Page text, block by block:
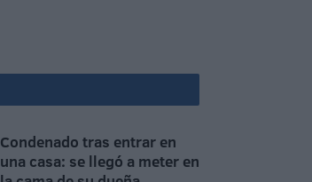
Condenado tras entrar en
una casa: se llegó a meter en